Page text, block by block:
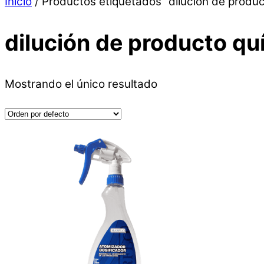
dilución de producto
Mostrando el único resultado